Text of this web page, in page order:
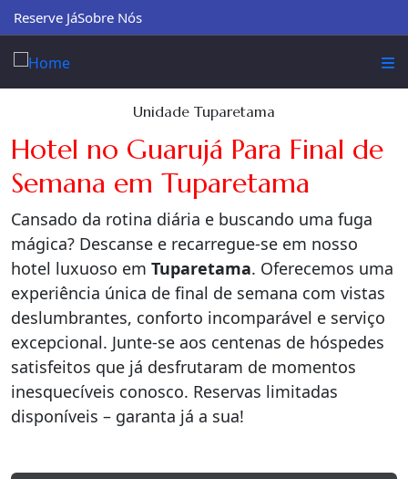
Reserve JáSobre Nós
Unidade Tuparetama
Hotel no Guarujá Para Final de
Semana em Tuparetama
Cansado da rotina diária e buscando uma fuga
mágica? Descanse e recarregue-se em nosso
hotel luxuoso em Tuparetama. Oferecemos uma
experiência única de final de semana com vistas
deslumbrantes, conforto incomparável e serviço
excepcional. Junte-se aos centenas de hóspedes
satisfeitos que já desfrutaram de momentos
inesquecíveis conosco. Reservas limitadas
disponíveis – garanta já a sua!